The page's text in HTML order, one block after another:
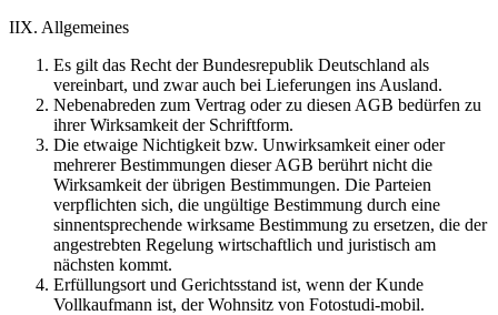
IIX. Allgemeines
Es gilt das Recht der Bundesrepublik Deutschland als
vereinbart, und zwar auch bei Lieferungen ins Ausland.
Nebenabreden zum Vertrag oder zu diesen AGB bedürfen zu
ihrer Wirksamkeit der Schriftform.
Die etwaige Nichtigkeit bzw. Unwirksamkeit einer oder
mehrerer Bestimmungen dieser AGB berührt nicht die
Wirksamkeit der übrigen Bestimmungen. Die Parteien
verpflichten sich, die ungültige Bestimmung durch eine
sinnentsprechende wirksame Bestimmung zu ersetzen, die der
angestrebten Regelung wirtschaftlich und juristisch am
nächsten kommt.
Erfüllungsort und Gerichtsstand ist, wenn der Kunde
Vollkaufmann ist, der Wohnsitz von Fotostudi-mobil.